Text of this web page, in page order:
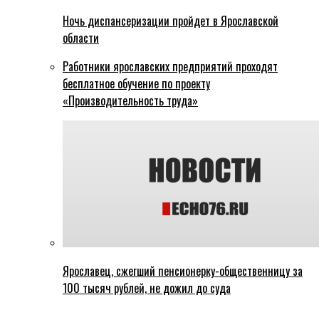
Ночь диспансеризации пройдет в Ярославской
области
Работники ярославских предприятий проходят
бесплатное обучение по проекту
«Производительность труда»
Ярославец, сжегший пенсионерку-общественницу за
100 тысяч рублей, не дожил до суда